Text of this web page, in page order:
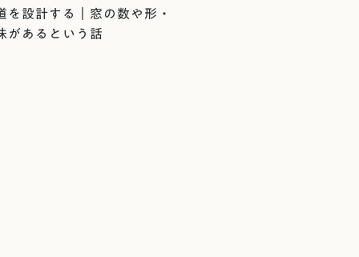
を設計する｜窓の数や形・
があるという話